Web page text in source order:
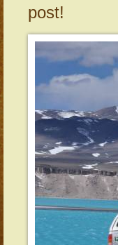
post!